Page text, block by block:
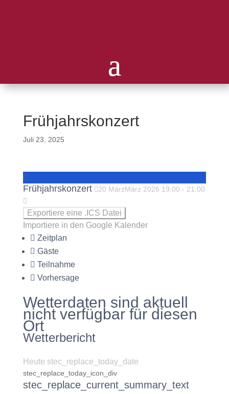
Frühjahrskonzert
Juli 23, 2025
Frühjahrskonzert 20 MärzMärz 2026 19:00 - 21:00
Exportiere eine .ICS Datei
Importiere in den Google Kalender
Zeitplan
Gäste
Teilnahme
Vorhersage
Wetterdaten sind aktuell
nicht verfügbar für diesen
Ort
Wetterbericht
Heute stec_replace_today_date
stec_replace_today_icon_div
stec_replace_current_summary_text